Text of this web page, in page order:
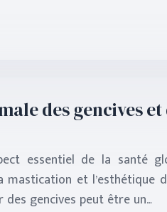
des gencives
essentiel de la santé
mastication et l’esthétique
gencives peut être un…